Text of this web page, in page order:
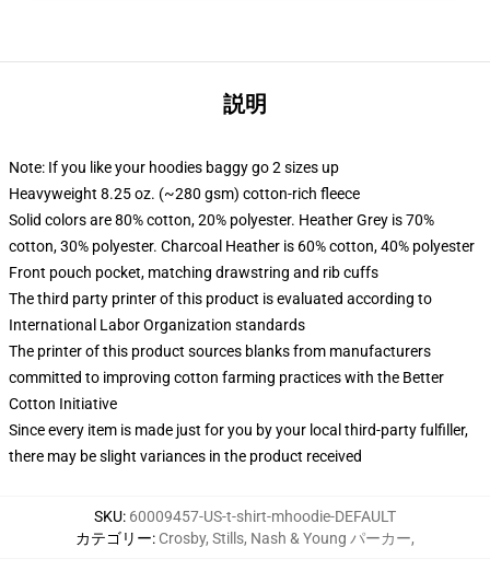
説明
Note: If you like your hoodies baggy go 2 sizes up
Heavyweight 8.25 oz. (~280 gsm) cotton-rich fleece
Solid colors are 80% cotton, 20% polyester. Heather Grey is 70%
cotton, 30% polyester. Charcoal Heather is 60% cotton, 40% polyester
Front pouch pocket, matching drawstring and rib cuffs
The third party printer of this product is evaluated according to
International Labor Organization standards
The printer of this product sources blanks from manufacturers
committed to improving cotton farming practices with the Better
Cotton Initiative
Since every item is made just for you by your local third-party fulfiller,
there may be slight variances in the product received
SKU: 60009457-US-t-shirt-mhoodie-DEFAULT
カテゴリー: Crosby, Stills, Nash & Young パーカー,